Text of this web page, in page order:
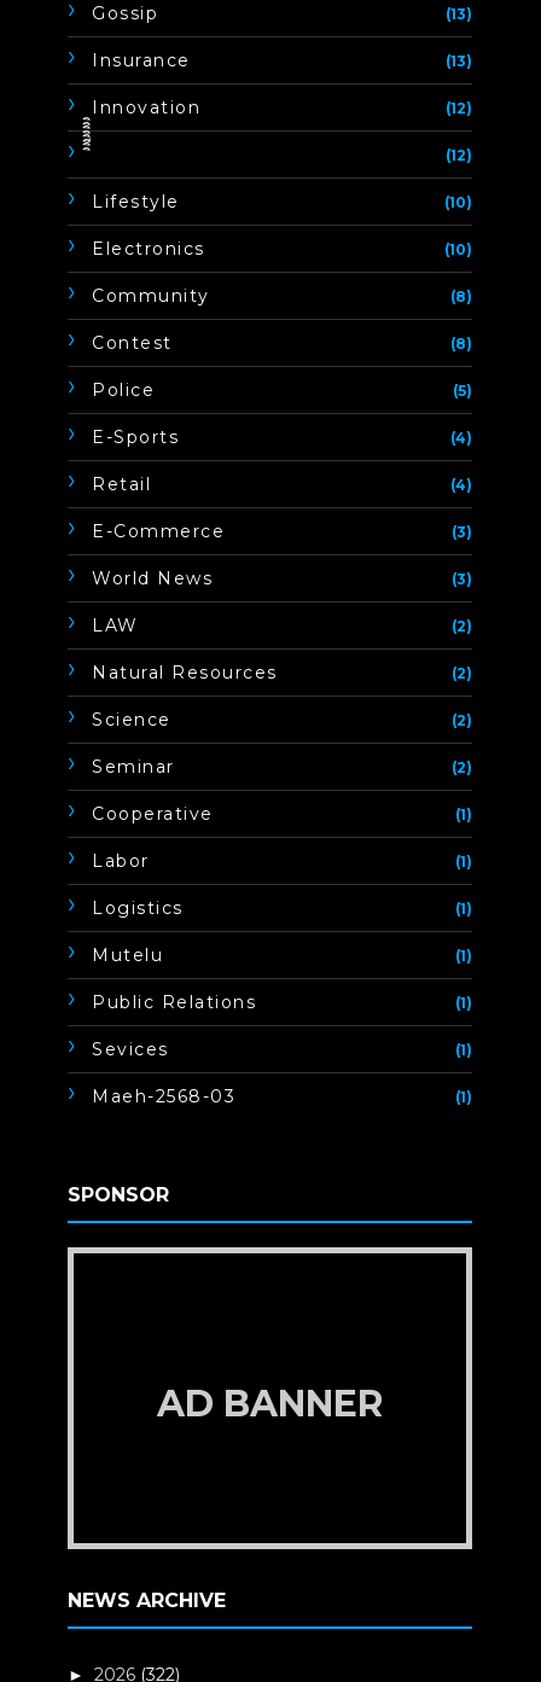
Gossip (13)
Insurance (13)
Innovation (12)
(12)
Lifestyle (10)
Electronics (10)
Community (8)
Contest (8)
Police (5)
E-Sports (4)
Retail (4)
E-Commerce (3)
World News (3)
LAW (2)
Natural Resources (2)
Science (2)
Seminar (2)
Cooperative (1)
Labor (1)
Logistics (1)
Mutelu (1)
Public Relations (1)
Sevices (1)
Maeh-2568-03 (1)
SPONSOR
AD BANNER
NEWS ARCHIVE
►2026 (322)